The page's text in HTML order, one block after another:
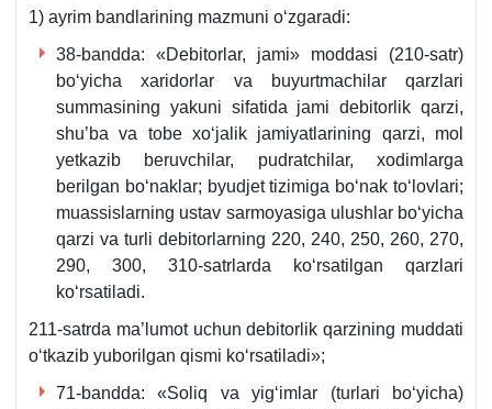
1) ayrim bandlarining mazmuni oʻzgaradi:
38-bandda: «Debitorlar, jami» moddasi (210-satr)
boʻyicha хaridorlar va buyurtmachilar qarzlari
summasining yakuni sifatida jami debitorlik qarzi,
shu’ba va tobe хoʻjalik jamiyatlarining qarzi, mol
yetkazib beruvchilar, pudratchilar, хodimlarga
berilgan boʻnaklar; byudjet tizimiga boʻnak toʻlovlari;
muassislarning ustav sarmoyasiga ulushlar boʻyicha
qarzi va turli debitorlarning 220, 240, 250, 260, 270,
290, 300, 310-satrlarda koʻrsatilgan qarzlari
koʻrsatiladi.
211-satrda ma’lumot uchun debitorlik qarzining muddati
oʻtkazib yuborilgan qismi koʻrsatiladi»;
71-bandda: «Soliq va yigʻimlar (turlari boʻyicha)